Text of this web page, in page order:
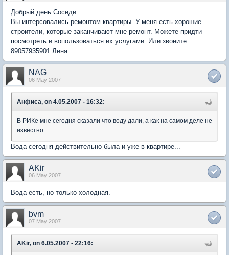
Добрый день Соседи.
Вы интерсовались ремонтом квартиры. У меня есть хорошие
строители, которые заканчивают мне ремонт. Можете придти
посмотреть и вопользоваться их услугами. Или звоните
89057935901 Лена.
NAG
06 May 2007
Анфиса, on 4.05.2007 - 16:32:
В РИКе мне сегодня сказали что воду дали, а как на самом деле не
известно.
Вода сегодня действительно была и уже в квартире...
AKir
06 May 2007
Вода есть, но только холодная.
bvm
07 May 2007
AKir, on 6.05.2007 - 22:16: